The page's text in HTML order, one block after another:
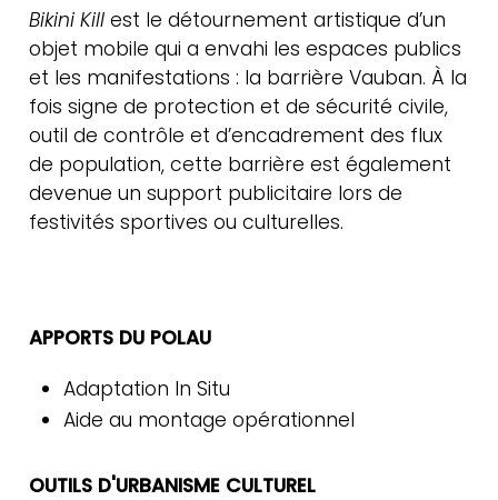
Bikini Kill est le détournement artistique d’un
objet mobile qui a envahi les espaces publics
et les manifestations : la barrière Vauban. À la
fois signe de protection et de sécurité civile,
outil de contrôle et d’encadrement des flux
de population, cette barrière est également
devenue un support publicitaire lors de
festivités sportives ou culturelles.
APPORTS DU POLAU
Adaptation In Situ
Aide au montage opérationnel
OUTILS D'URBANISME CULTUREL
méthodes &
ressources
Contact